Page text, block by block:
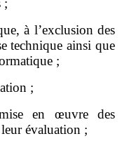
;
à l’exclusion des
technique ainsi que
;
;
en œuvre des
évaluation ;